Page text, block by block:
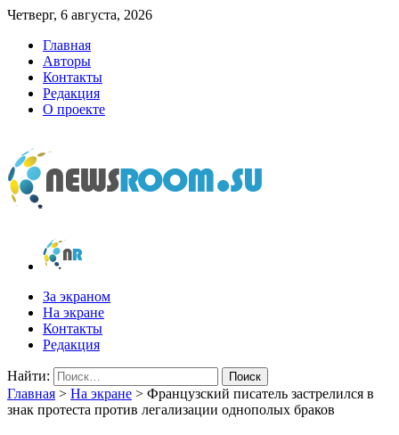
Четверг, 6 августа, 2026
Главная
Авторы
Контакты
Редакция
О проекте
newsroom.su
Новости о новостях
За экраном
На экране
Контакты
Редакция
Найти:
Главная > На экране > Французский писатель застрелился в
знак протеста против легализации однополых браков